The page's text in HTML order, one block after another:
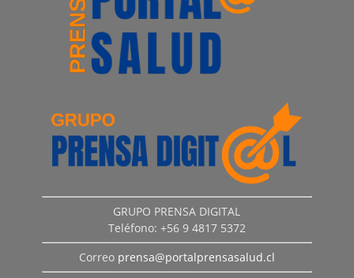
GRUPO PRENSA DIGITAL
Teléfono: +56 9 4817 5372
Correo prensa@portalprensasalud.cl